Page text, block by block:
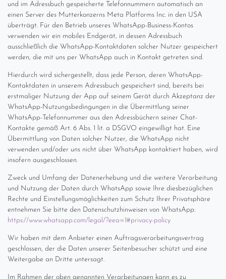
und im Adressbuch gespeicherte Telefonnummern automatisch an
einen Server des Mutterkonzerns Meta Platforms Inc. in den USA
überträgt. Für den Betrieb unseres WhatsApp-Business-Kontos
verwenden wir ein mobiles Endgerät, in dessen Adressbuch
ausschließlich die WhatsApp-Kontaktdaten solcher Nutzer gespeichert
werden, die mit uns per WhatsApp auch in Kontakt getreten sind.
Hierdurch wird sichergestellt, dass jede Person, deren WhatsApp-
Kontaktdaten in unserem Adressbuch gespeichert sind, bereits bei
erstmaliger Nutzung der App auf seinem Gerät durch Akzeptanz der
WhatsApp-Nutzungsbedingungen in die Übermittlung seiner
WhatsApp-Telefonnummer aus den Adressbüchern seiner Chat-
Kontakte gemäß Art. 6 Abs. 1 lit. a DSGVO eingewilligt hat. Eine
Übermittlung von Daten solcher Nutzer, die WhatsApp nicht
verwenden und/oder uns nicht über WhatsApp kontaktiert haben, wird
insofern ausgeschlossen.
Zweck und Umfang der Datenerhebung und die weitere Verarbeitung
und Nutzung der Daten durch WhatsApp sowie Ihre diesbezüglichen
Rechte und Einstellungsmöglichkeiten zum Schutz Ihrer Privatsphäre
entnehmen Sie bitte den Datenschutzhinweisen von WhatsApp:
https://www.whatsapp.com/legal/?eea=1#privacy-policy
Wir haben mit dem Anbieter einen Auftragsverarbeitungsvertrag
geschlossen, der die Daten unserer Seitenbesucher schützt und eine
Weitergabe an Dritte untersagt.
Im Rahmen der oben genannten Verarbeitungen kann es zu